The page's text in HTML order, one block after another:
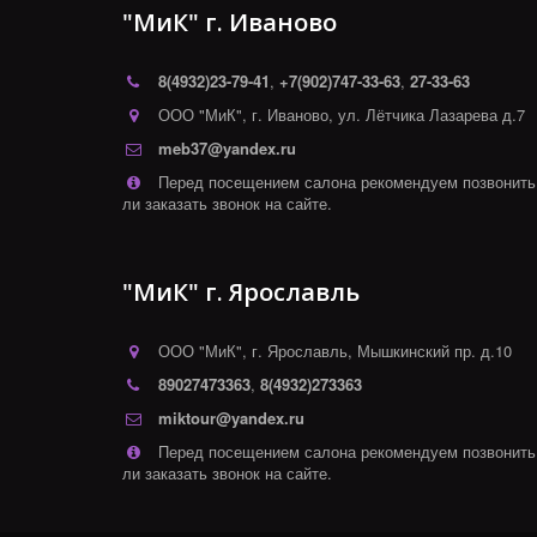
"МиК" г. Иваново
8(4932)23-79-41, +7(902)747-33-63, 27-33-63
ООО "МиК", г. Иваново, ул. Лётчика Лазарева д.7
meb37@yandex.ru
Перед посещением салона рекомендуем
ли заказать звонок на сайте.
"МиК" г. Ярославль
ООО "МиК", г. Ярославль, Мышкинский пр. д.10
89027473363, 8(4932)273363
miktour@yandex.ru
Перед посещением салона рекомендуем
ли заказать звонок на сайте.